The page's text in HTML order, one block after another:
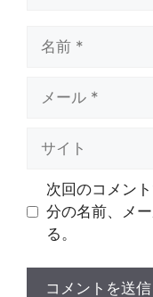
次回のコメン
分の名前、メ
る。